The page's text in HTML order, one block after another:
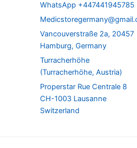
WhatsApp +447441945785
Vancouverstraße 2a, 20457
Hamburg, Germany
Turracherhöhe
(Turracherhöhe, Austria)
Properstar Rue Centrale 8
CH-1003 Lausanne
Switzerland